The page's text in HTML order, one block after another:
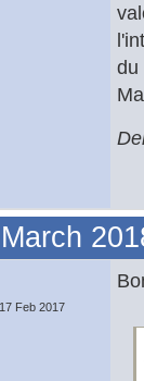
du
Feb 2017